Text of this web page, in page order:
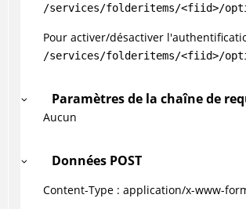
/services/folderitems/<fiid>/
Pour activer/désactiver
/services/folderitems/<fiid>/
Paramètres de la chaîne de
Aucun
Données POST
Content-Type : application/x-www-